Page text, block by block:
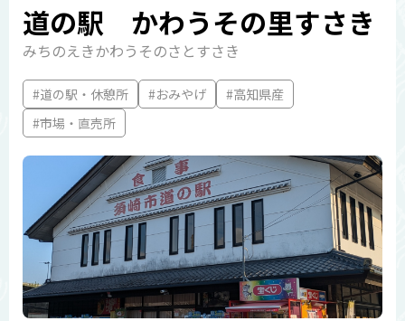
道の駅 かわうその里すさき
みちのえきかわうそのさとすさき
#道の駅・休憩所 #おみやげ
#高知県産
#市場・直売所